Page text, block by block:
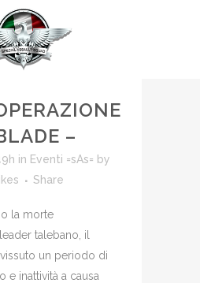
–
in Eventi =sAs= by
Share
la morte
talebano, il
un periodo di
e inattività a causa